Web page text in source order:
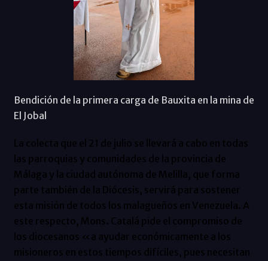
Bendición de la primera carga de Bauxita en la mina de
El Jobal
La colecta que el 21 de julio se llevará a cabo en todas
las parroquias y comunidades de la provincia de
Málaga y la ciudad autónoma de Melilla, que forma
parte también de la Diócesis, servirá para sostener
esta misión de todos los malagueños en Venezuela. A
este respecto, Mons. Catalá pide el compromiso de
los diocesanos «a ayudar económicamente a los
misioneros en estos tiempos difíciles, pues necesitan